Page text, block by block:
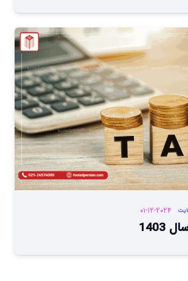
01-12-2024